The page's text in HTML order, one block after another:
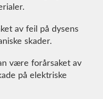
av feil på dysens
skader.
være forårsaket av
på elektriske